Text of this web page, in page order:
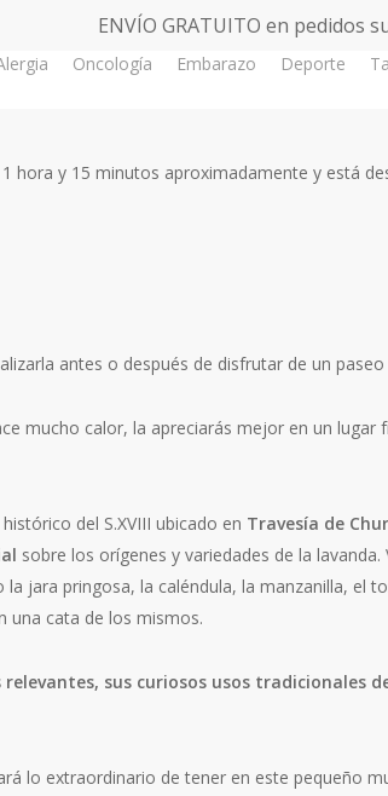
ENVÍO GRATUITO en pedidos
Oncología Embarazo Deporte
hora y 15 minutos aproximadamente y está
antes o después de disfrutar de un
mucho calor, la apreciarás mejor en un
del S.XVIII ubicado en Travesía de
sobre los orígenes y variedades de la
jara pringosa, la caléndula, la manzanilla, el
una cata de los mismos.
relevantes, sus curiosos usos
lo extraordinario de tener en este pequeño